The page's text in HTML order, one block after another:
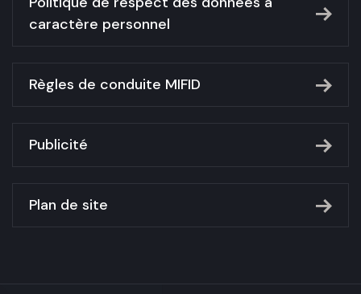
caractère personnel
Règles de conduite MIFID
Publicité
Plan de site